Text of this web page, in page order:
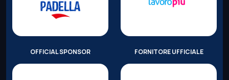
OFFICIAL SPONSOR FORNITORE UFFICIALE